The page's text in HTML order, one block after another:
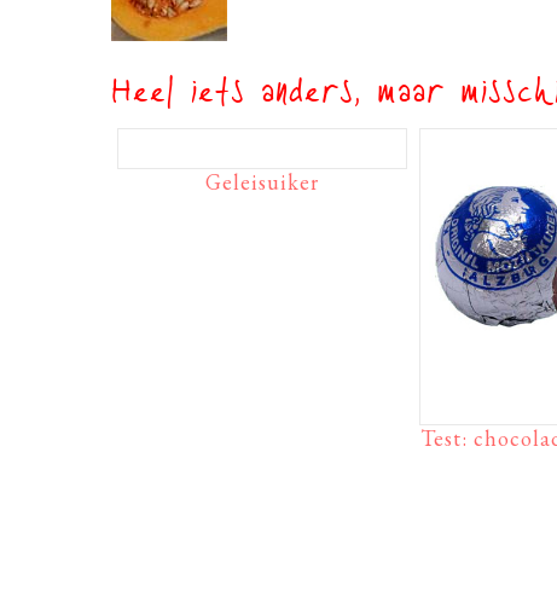
Heel iets anders, maar
Geleisuiker
Test: